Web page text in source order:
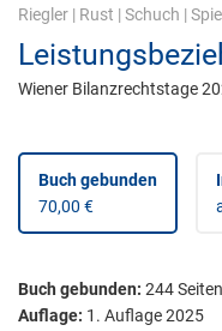
Riegler | Rust | Schuch |
Wiener Bilanzrechtstage
Buch gebunden
70,00 €
Buch gebunden: 244Seiten
Auflage: 1. Auflage 2025